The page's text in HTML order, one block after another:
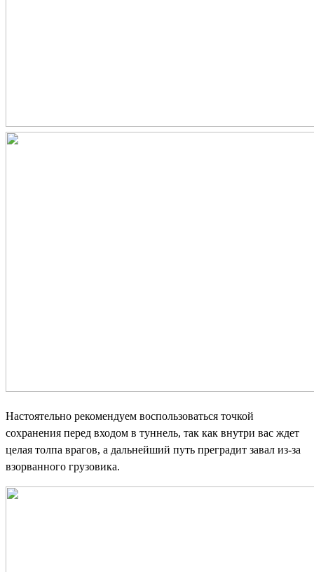
Настоятельно рекомендуем воспользоваться точкой
сохранения перед входом в туннель, так как внутри вас ждет
целая толпа врагов, а дальнейший путь преградит завал из-за
взорванного грузовика.